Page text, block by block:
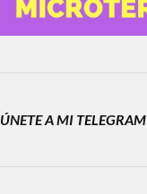
ÚNETE A MI TELEGRAM